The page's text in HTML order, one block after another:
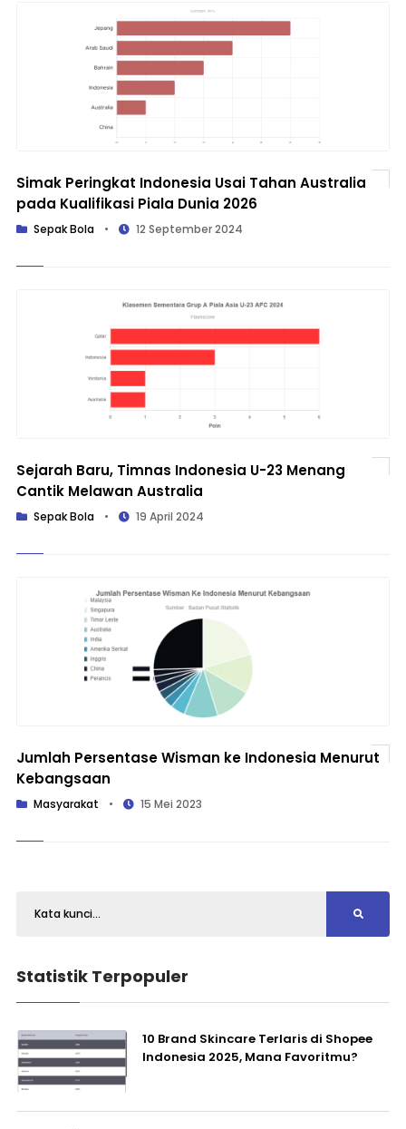
Simak Peringkat Indonesia Usai Tahan Australia
pada Kualifikasi Piala Dunia 2026
Sepak Bola • 12 September 2024
Sejarah Baru, Timnas Indonesia U-23 Menang
Cantik Melawan Australia
Sepak Bola • 19 April 2024
Jumlah Persentase Wisman ke Indonesia Menurut
Kebangsaan
Masyarakat • 15 Mei 2023
Statistik Terpopuler
10 Brand Skincare Terlaris di Shopee
Indonesia 2025, Mana Favoritmu?